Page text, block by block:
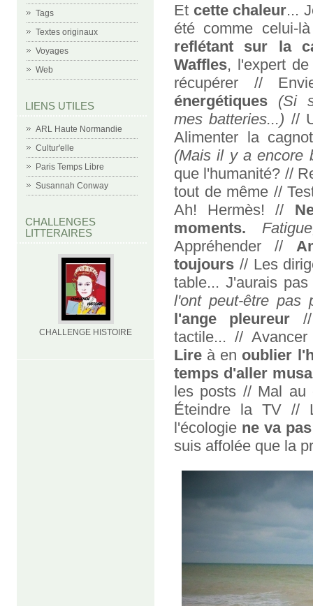
Tags
Textes originaux
Voyages
Web
LIENS UTILES
ARL Haute Normandie
Cultur'elle
Paris Temps Libre
Susannah Conway
CHALLENGES
LITTERAIRES
CHALLENGE HISTOIRE
Et cette chaleur...
été comme celui-
reflétant sur la
Waffles, l'expert
récupérer //
énergétiques
(Si
mes batteries...) //
Alimenter la
(Mais il y a encore
que l'humanité? //
tout de même //
Ah! Hermès! //
moments.
Appréhender //
toujours // Les
table... J'aurais
l'ont peut-être pas
l'ange pleureur //
tactile... //
Lire à en oublier
temps d'aller
les posts // Mal
Éteindre la TV
l'écologie ne va
suis affolée que la